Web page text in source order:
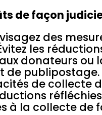
de façon
des
les
donateurs ou
publipostage.
de collecte
à la collecte de